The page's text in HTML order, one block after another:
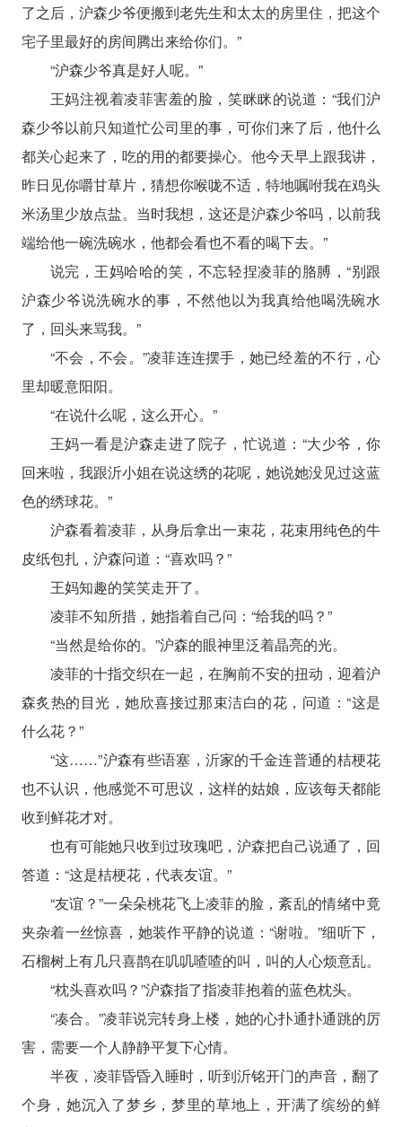
了之后，沪森少爷便搬到老先生和太太的房里住，把这个
宅子里最好的房间腾出来给你们。”
“沪森少爷真是好人呢。”
王妈注视着凌菲害羞的脸，笑眯眯的说道：“我们沪
森少爷以前只知道忙公司里的事，可你们来了后，他什么
都关心起来了，吃的用的都要操心。他今天早上跟我讲，
昨日见你嚼甘草片，猜想你喉咙不适，特地嘱咐我在鸡头
米汤里少放点盐。当时我想，这还是沪森少爷吗，以前我
端给他一碗洗碗水，他都会看也不看的喝下去。”
说完，王妈哈哈的笑，不忘轻捏凌菲的胳膊，“别跟
沪森少爷说洗碗水的事，不然他以为我真给他喝洗碗水
了，回头来骂我。”
“不会，不会。”凌菲连连摆手，她已经羞的不行，心
里却暖意阳阳。
“在说什么呢，这么开心。”
王妈一看是沪森走进了院子，忙说道：“大少爷，你
回来啦，我跟沂小姐在说这绣的花呢，她说她没见过这蓝
色的绣球花。”
沪森看着凌菲，从身后拿出一束花，花束用纯色的牛
皮纸包扎，沪森问道：“喜欢吗？”
王妈知趣的笑笑走开了。
凌菲不知所措，她指着自己问：“给我的吗？”
“当然是给你的。”沪森的眼神里泛着晶亮的光。
凌菲的十指交织在一起，在胸前不安的扭动，迎着沪
森炙热的目光，她欣喜接过那束洁白的花，问道：“这是
什么花？”
“这……”沪森有些语塞，沂家的千金连普通的桔梗花
也不认识，他感觉不可思议，这样的姑娘，应该每天都能
收到鲜花才对。
也有可能她只收到过玫瑰吧，沪森把自己说通了，回
答道：“这是桔梗花，代表友谊。”
“友谊？”一朵朵桃花飞上凌菲的脸，紊乱的情绪中竟
夹杂着一丝惊喜，她装作平静的说道：“谢啦。”细听下，
石榴树上有几只喜鹊在叽叽喳喳的叫，叫的人心烦意乱。
“枕头喜欢吗？”沪森指了指凌菲抱着的蓝色枕头。
“凑合。”凌菲说完转身上楼，她的心扑通扑通跳的厉
害，需要一个人静静平复下心情。
半夜，凌菲昏昏入睡时，听到沂铭开门的声音，翻了
个身，她沉入了梦乡，梦里的草地上，开满了缤纷的鲜